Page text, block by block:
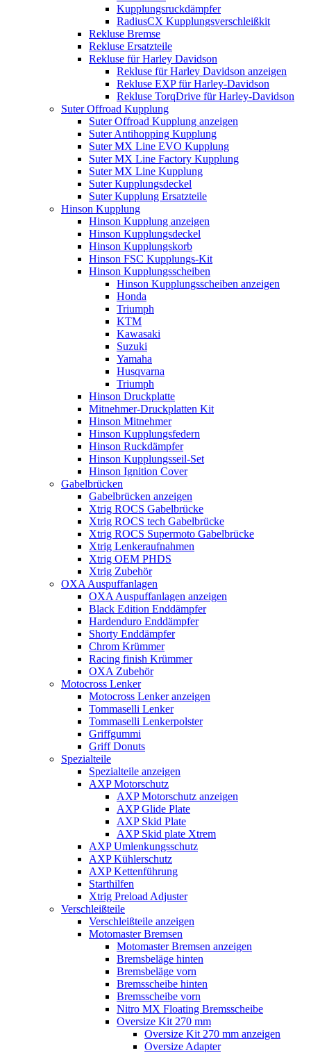
Kupplungsruckdämpfer
RadiusCX Kupplungsverschleißkit
Rekluse Bremse
Rekluse Ersatzteile
Rekluse für Harley Davidson
Rekluse für Harley Davidson anzeigen
Rekluse EXP für Harley-Davidson
Rekluse TorqDrive für Harley-Davidson
Suter Offroad Kupplung
Suter Offroad Kupplung anzeigen
Suter Antihopping Kupplung
Suter MX Line EVO Kupplung
Suter MX Line Factory Kupplung
Suter MX Line Kupplung
Suter Kupplungsdeckel
Suter Kupplung Ersatzteile
Hinson Kupplung
Hinson Kupplung anzeigen
Hinson Kupplungsdeckel
Hinson Kupplungskorb
Hinson FSC Kupplungs-Kit
Hinson Kupplungsscheiben
Hinson Kupplungsscheiben anzeigen
Honda
Triumph
KTM
Kawasaki
Suzuki
Yamaha
Husqvarna
Triumph
Hinson Druckplatte
Mitnehmer-Druckplatten Kit
Hinson Mitnehmer
Hinson Kupplungsfedern
Hinson Ruckdämpfer
Hinson Kupplungsseil-Set
Hinson Ignition Cover
Gabelbrücken
Gabelbrücken anzeigen
Xtrig ROCS Gabelbrücke
Xtrig ROCS tech Gabelbrücke
Xtrig ROCS Supermoto Gabelbrücke
Xtrig Lenkeraufnahmen
Xtrig OEM PHDS
Xtrig Zubehör
OXA Auspuffanlagen
OXA Auspuffanlagen anzeigen
Black Edition Enddämpfer
Hardenduro Enddämpfer
Shorty Enddämpfer
Chrom Krümmer
Racing finish Krümmer
OXA Zubehör
Motocross Lenker
Motocross Lenker anzeigen
Tommaselli Lenker
Tommaselli Lenkerpolster
Griffgummi
Griff Donuts
Spezialteile
Spezialteile anzeigen
AXP Motorschutz
AXP Motorschutz anzeigen
AXP Glide Plate
AXP Skid Plate
AXP Skid plate Xtrem
AXP Umlenkungsschutz
AXP Kühlerschutz
AXP Kettenführung
Starthilfen
Xtrig Preload Adjuster
Verschleißteile
Verschleißteile anzeigen
Motomaster Bremsen
Motomaster Bremsen anzeigen
Bremsbeläge hinten
Bremsbeläge vorn
Bremsscheibe hinten
Bremsscheibe vorn
Nitro MX Floating Bremsscheibe
Oversize Kit 270 mm
Oversize Kit 270 mm anzeigen
Oversize Adapter